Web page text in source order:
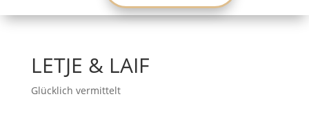
LETJE & LAIF
Glücklich vermittelt